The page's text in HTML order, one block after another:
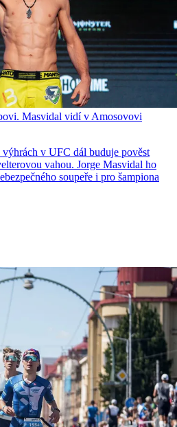
Masvidal vidí v Amosovovi
v UFC dál buduje pověst
vahou. Jorge Masvidal ho
soupeře i pro šampiona